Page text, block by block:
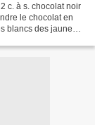
c. à s. chocolat noir
le chocolat en
blancs des jaunes.